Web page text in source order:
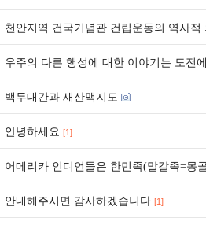
천안지역 건국기념관 건립운동의 역사적
우주의 다른 행성에 대한 이야기는 도전
백두대간과 새산맥지도
안녕하세요 [1]
어메리카 인디언들은 한민족(말갈족=몽
안내해주시면 감사하겠습니다 [1]